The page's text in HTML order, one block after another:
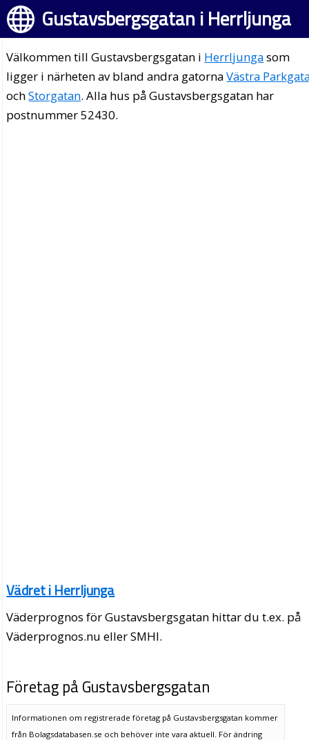
Gustavsbergsgatan i Herrljunga
Välkommen till Gustavsbergsgatan i Herrljungasom
ligger i närheten av bland andra gatornaVästra
ochStorgatan. Alla hus på Gustavsbergsgatan har
postnummer 52430.
Vädret i Herrljunga
Väderprognos för Gustavsbergsgatan hittar du t.ex. på
Väderprognos.nu eller SMHI.
Företag på Gustavsbergsgatan
Informationen om registrerade företag på Gustavsbergsgatan kommer
från Bolagsdatabasen.se och behöver inte vara aktuell. För ändring